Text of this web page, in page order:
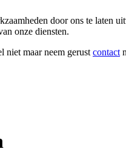
door ons te
onze diensten.
niet maar neem gerust contact